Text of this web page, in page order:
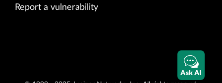
Report a vulnerability
Ask AI